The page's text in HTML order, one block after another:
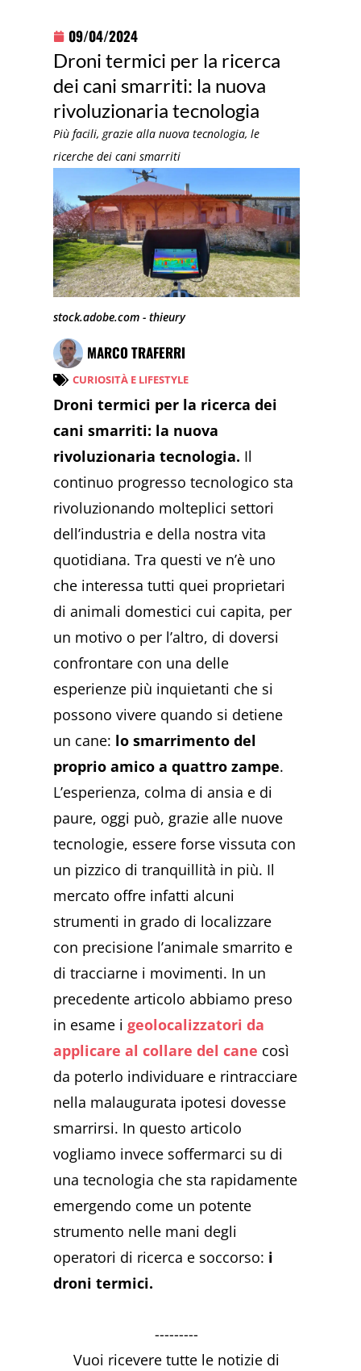
09/04/2024
Droni termici per la ricerca
dei cani smarriti: la nuova
rivoluzionaria tecnologia
Più facili, grazie alla nuova tecnologia, le
ricerche dei cani smarriti
stock.adobe.com - thieury
MARCO TRAFERRI
CURIOSITÀ E LIFESTYLE
Droni termici per la ricerca dei
cani smarriti: la nuova
rivoluzionaria tecnologia. Il
continuo progresso tecnologico sta
rivoluzionando molteplici settori
dell’industria e della nostra vita
quotidiana. Tra questi ve n’è uno
che interessa tutti quei proprietari
di animali domestici cui capita, per
un motivo o per l’altro, di doversi
confrontare con una delle
esperienze più inquietanti che si
possono vivere quando si detiene
un cane: lo smarrimento del
proprio amico a quattro zampe.
L’esperienza, colma di ansia e di
paure, oggi può, grazie alle nuove
tecnologie, essere forse vissuta con
un pizzico di tranquillità in più. Il
mercato offre infatti alcuni
strumenti in grado di localizzare
con precisione l’animale smarrito e
di tracciarne i movimenti. In un
precedente articolo abbiamo preso
in esame igeolocalizzatori da
applicare al collare del cane così
da poterlo individuare e rintracciare
nella malaugurata ipotesi dovesse
smarrirsi. In questo articolo
vogliamo invece soffermarci su di
una tecnologia che sta rapidamente
emergendo come un potente
strumento nelle mani degli
operatori di ricerca e soccorso: i
droni termici.
---------
Vuoi ricevere tutte le notizie di